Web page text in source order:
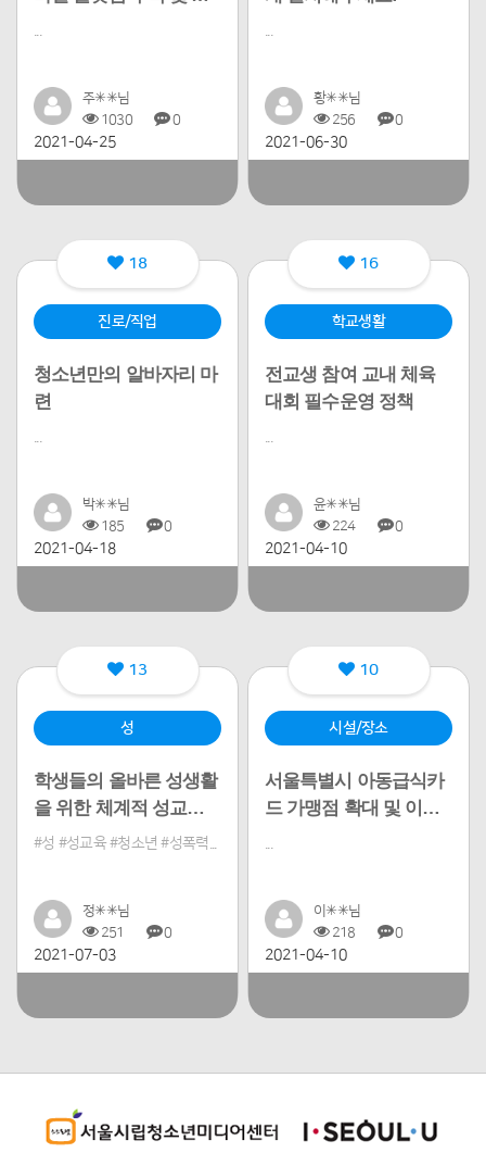
주✳✳님
1030
0
2021-04-25
황✳✳님
256
0
2021-06-30
진로/직업
청소년만의 알바자리 마
련
박✳✳님
185
0
2021-04-18
18
학교생활
전교생 참여 교내 체육
대회 필수운영 정책
윤✳✳님
224
0
2021-04-10
16
성
학생들의 올바른 성생활
을 위한 체계적 성교육
제도 마련
#성 #성교육 #청소년 #성폭력...
정✳✳님
251
0
2021-07-03
13
시설/장소
서울특별시 아동급식카
드 가맹점 확대 및 이용
이✳✳님
218
0
2021-04-10
10